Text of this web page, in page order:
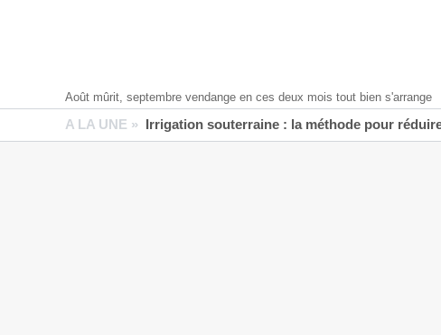
Août mûrit, septembre vendange en ces deux mois tout bien s'arrange
A LA UNE » Irrigation souterraine : la méthode pour